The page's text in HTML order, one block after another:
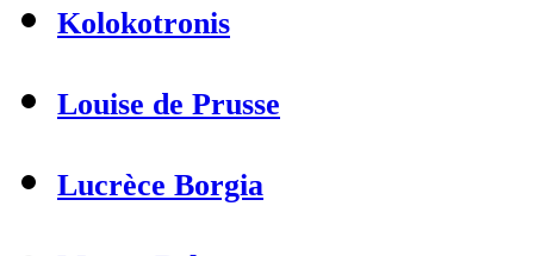
Kolokotronis
Louise de Prusse
Lucrèce Borgia